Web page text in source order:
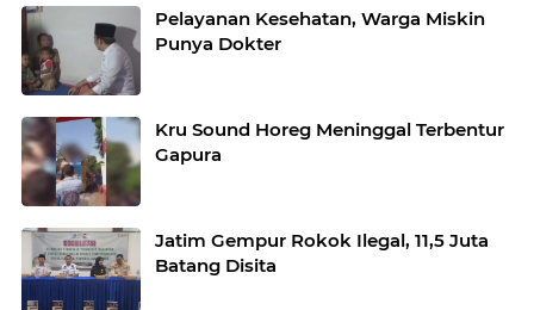
Pelayanan Kesehatan, Warga Miskin
Punya Dokter
Kru Sound Horeg Meninggal Terbentur
Gapura
Jatim Gempur Rokok Ilegal, 11,5 Juta
Batang Disita